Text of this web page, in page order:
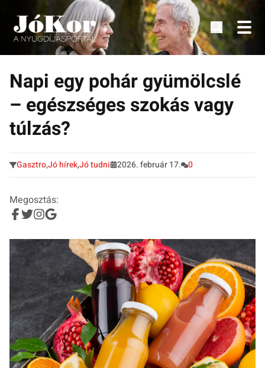
Tovább
tartalomra
Tudnivalók, érdekességek idősek számára.
Napi egy pohár gyümölcslé
– egészséges szokás vagy
túlzás?
Gasztro,Jó hírek,Jó tudni 2026. február 17. 0
Megosztás: